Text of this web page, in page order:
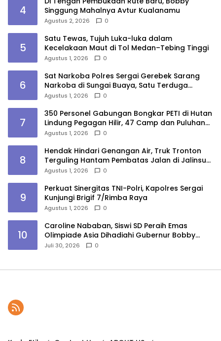
4
Singgung Mahalnya Avtur Kualanamu
Agustus 2, 2026 0
5
Satu Tewas, Tujuh Luka-luka dalam
Kecelakaan Maut di Tol Medan–Tebing Tinggi
Agustus 1, 2026 0
6
Sat Narkoba Polres Sergai Gerebek Sarang
Narkoba di Sungai Buaya, Satu Terduga
Pelaku Diamankan
Agustus 1, 2026 0
7
350 Personel Gabungan Bongkar PETI di Hutan
Lindung Pegagan Hilir, 47 Camp dan Puluhan
Peralatan Dimusnahkan
Agustus 1, 2026 0
8
Hendak Hindari Genangan Air, Truk Tronton
Terguling Hantam Pembatas Jalan di Jalinsum
Sergai
Agustus 1, 2026 0
9
Perkuat Sinergitas TNI-Polri, Kapolres Sergai
Kunjungi Brigif 7/Rimba Raya
Agustus 1, 2026 0
10
Caroline Nababan, Siswi SD Peraih Emas
Olimpiade Asia Dihadiahi Gubernur Bobby
Nasution Beasiswa Hingga Rumah
Juli 30, 2026 0